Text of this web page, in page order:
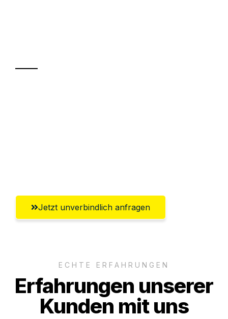
Jetzt unverbindlich anfragen
ECHTE ERFAHRUNGEN
Erfahrungen unserer
Kunden mit uns